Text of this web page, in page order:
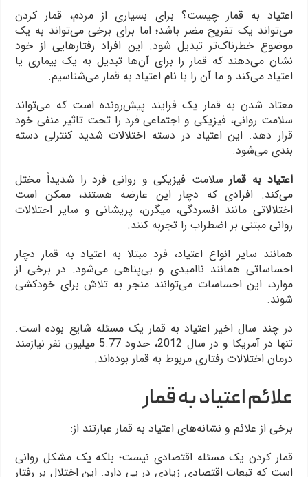
اعتیاد به قمار چیست؟ برای بسیاری از مردم، قمار کردن
می‌تواند یک تفریح مضر باشد؛ اما برای برخی می‌تواند به یک
موضوع خطرناک‌تر تبدیل شود. این افراد رفتارهایی از خود
نشان می‌دهند که قمار را برای آن‌ها تبدیل به یک بیماری یا
اعتیاد می‌کند و ما آن را با نام اعتیاد به قمار می‌شناسیم.
معتاد شدن به قمار یک فرایند پیش‌رونده است که می‌تواند
سلامت روانی، فیزیکی و اجتماعی فرد را تحت تاثیر منفی خود
قرار دهد. این اعتیاد در دسته اختلالات شدید کنترلی دسته
بندی می‌شود.
اعتیاد به قمار سلامت فیزیکی و روانی فرد را شدیداً مختل
می‌کند. افرادی که دچار این عارضه هستند، ممکن است
اختلالاتی مانند افسردگی، میگرن، پریشانی و سایر اختلالات
روانی مبتنی بر اضطراب را تجربه کنند.
همانند سایر انواع اعتیاد، فرد مبتلا به اعتیاد به قمار دچار
احساساتی همانند ناامیدی و بی‌پناهی می‌شود. در برخی از
موارد، این احساسات می‌توانند منجر به تلاش برای خودکشی
شوند.
در چند سال اخیر اعتیاد به قمار یک مسئله شایع بوده است.
تنها در آمریکا و در سال 2012، حدود 5.77 میلیون نفر نیازمند
درمان اختلالات رفتاری مربوط به قمار بوده‌اند.
علائم اعتیاد به قمار
برخی از علائم و نشانه‌های اعتیاد به قمار عبارتند از:
قمار کردن یک مسئله اقتصادی نیست؛ بلکه یک مشکل روانی
است که تبعات اقتصادی زیادی در پی دارد. این اختلال بر رفتار